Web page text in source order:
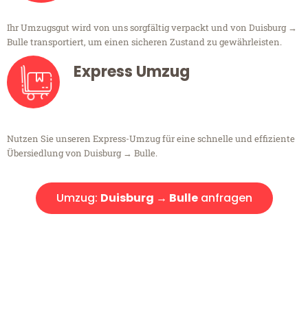
Ihr Umzugsgut wird von uns sorgfältig verpackt und von Duisburg →
Bulle transportiert, um einen sicheren Zustand zu gewährleisten.
Express Umzug
Nutzen Sie unseren Express-Umzug für eine schnelle und effiziente
Übersiedlung von Duisburg → Bulle.
Umzug: Duisburg → Bulleanfragen